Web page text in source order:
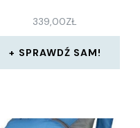
339,00ZŁ
SPRAWDŹ SAM!